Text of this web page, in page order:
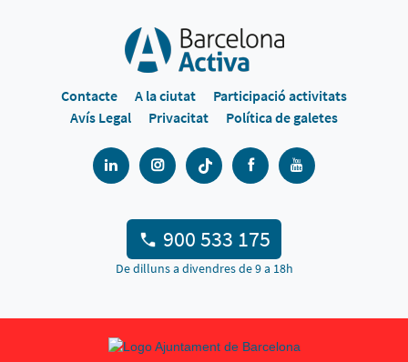
Contacte A la ciutat
Participació activitats
Avís Legal
Privacitat Política de galetes
900 533 175
De dilluns a divendres de 9 a 18h